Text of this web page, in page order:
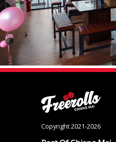
Copyright 2021-2026